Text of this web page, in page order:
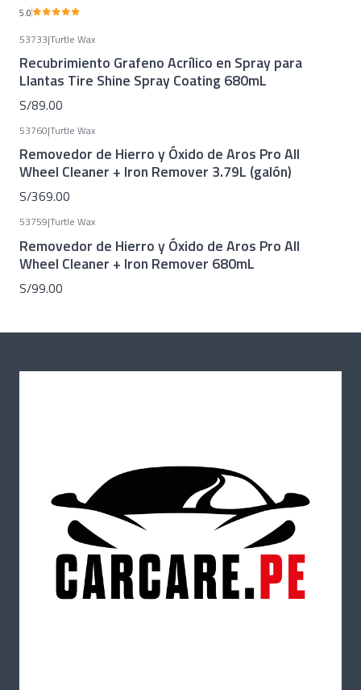
5.0
53733|Turtle Wax
Recubrimiento Grafeno Acrílico en Spray para
Llantas Tire Shine Spray Coating 680mL
S/89.00
53760|Turtle Wax
Removedor de Hierro y Óxido de Aros Pro All
Wheel Cleaner + Iron Remover 3.79L (galón)
S/369.00
53759|Turtle Wax
Removedor de Hierro y Óxido de Aros Pro All
Wheel Cleaner + Iron Remover 680mL
S/99.00